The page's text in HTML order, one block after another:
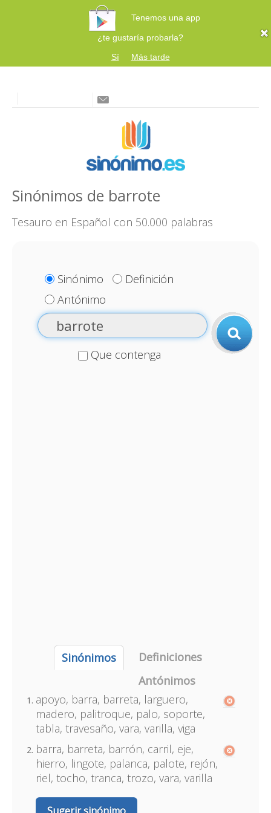
Tenemos una app
¿te gustaría probarla?
Sí
Más tarde
Sinónimos de barrote
Tesauro en Español con 50.000 palabras
Sinónimo
Definición
Antónimo
Que contenga
Sinónimos
Definiciones
Antónimos
apoyo, barra, barreta, larguero,
madero, palitroque, palo, soporte,
tabla, travesaño, vara, varilla, viga
barra, barreta, barrón, carril, eje,
hierro, lingote, palanca, palote, rejón,
riel, tocho, tranca, trozo, vara, varilla